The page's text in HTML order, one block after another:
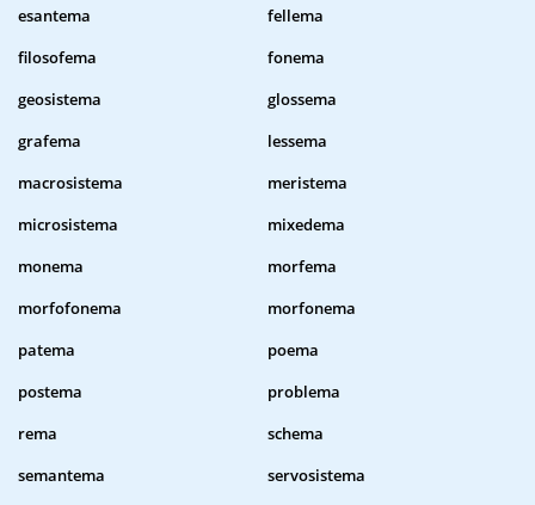
esantema
fellema
filosofema
fonema
geosistema
glossema
grafema
lessema
macrosistema
meristema
microsistema
mixedema
monema
morfema
morfofonema
morfonema
patema
poema
postema
problema
rema
schema
semantema
servosistema